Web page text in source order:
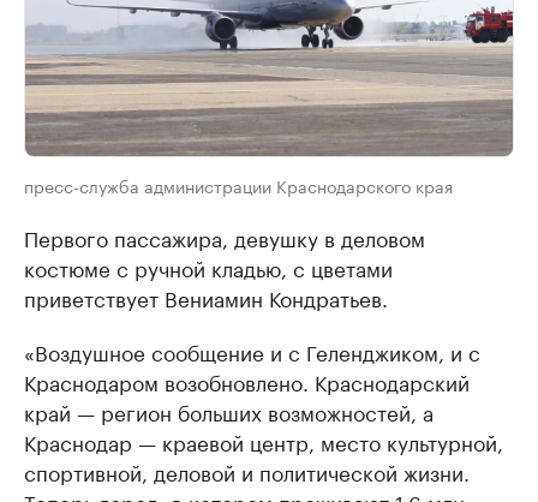
пресс-служба администрации Краснодарского края
Первого пассажира, девушку в деловом
костюме с ручной кладью, с цветами
приветствует Вениамин Кондратьев.
«Воздушное сообщение и с Геленджиком, и с
Краснодаром возобновлено. Краснодарский
край — регион больших возможностей, а
Краснодар — краевой центр, место культурной,
спортивной, деловой и политической жизни.